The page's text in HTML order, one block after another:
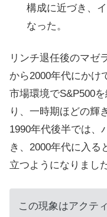
構成に近づき、
なった。
リンチ退任後のマゼ
から2000年代にかけ
市場環境でS&P500
り、一時期ほどの輝
1990年代後半では、
き、2000年代に入る
立つようになりました
この現象はアクテ